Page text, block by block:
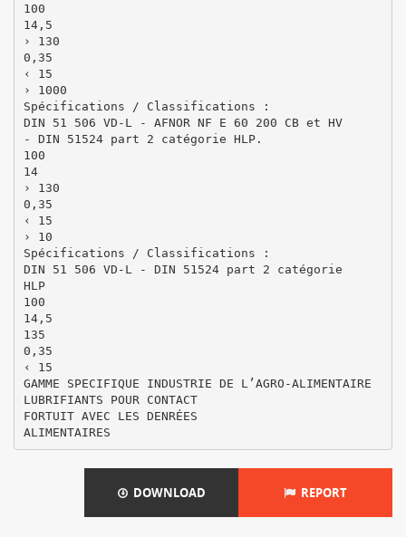
100
14,5
› 130
0,35
‹ 15
› 1000
Spécifications / Classifications :
DIN 51 506 VD-L - AFNOR NF E 60 200 CB et HV
- DIN 51524 part 2 catégorie HLP.
100
14
› 130
0,35
‹ 15
› 10
Spécifications / Classifications :
DIN 51 506 VD-L - DIN 51524 part 2 catégorie
HLP
100
14,5
135
0,35
‹ 15
GAMME SPECIFIQUE INDUSTRIE DE L’AGRO-ALIMENTAIRE
LUBRIFIANTS POUR CONTACT
FORTUIT AVEC LES DENRÉES
DOWNLOAD REPORT